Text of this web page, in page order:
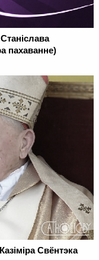
пахаванне)
Свёнтэка